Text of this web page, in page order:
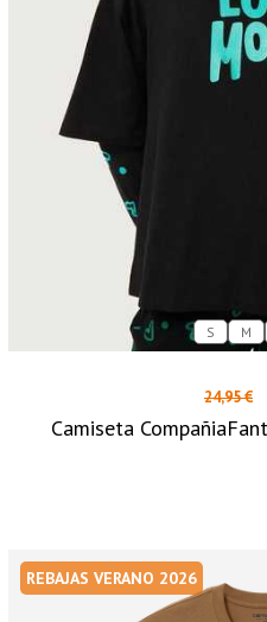
S M
24,95 €
Camiseta
REBAJAS VERANO 2026